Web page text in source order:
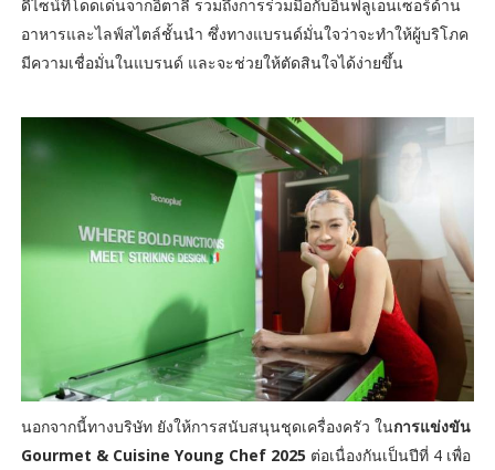
ดีไซน์ที่โดดเด่นจากอิตาลี รวมถึงการร่วมมือกับอินฟลูเอนเซอร์ด้าน
อาหารและไลฟ์สไตล์ชั้นนำ ซึ่งทางแบรนด์มั่นใจว่าจะทำให้ผู้บริโภค
มีความเชื่อมั่นในแบรนด์ และจะช่วยให้ตัดสินใจได้ง่ายขึ้น
นอกจากนี้ทางบริษัท ยังให้การสนับสนุนชุดเครื่องครัว ในการแข่งขัน
Gourmet & Cuisine Young Chef 2025 ต่อเนื่องกันเป็นปีที่ 4 เพื่อ